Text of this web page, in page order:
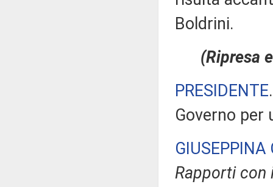
Boldrini.
(Ripresa
PRESIDENTE
Governo per
GIUSEPPINA
Rapporti con